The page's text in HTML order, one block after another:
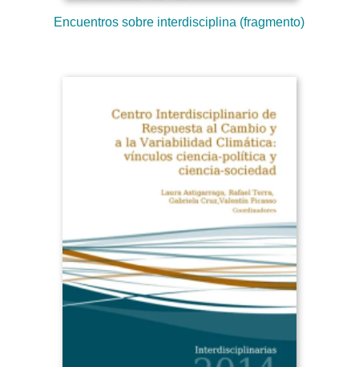
Encuentros sobre interdisciplina (fragmento)